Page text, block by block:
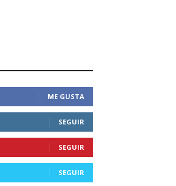
ME GUSTA
SEGUIR
SEGUIR
SEGUIR